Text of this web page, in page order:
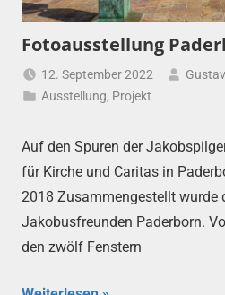
Fotoausstellung
12. September 2022
Ausstellung, Projekt
Auf den Spuren der
für Kirche und Caritas in
2018 Zusammengestellt wurde
Jakobusfreunden Paderborn.
den zwölf Fenstern